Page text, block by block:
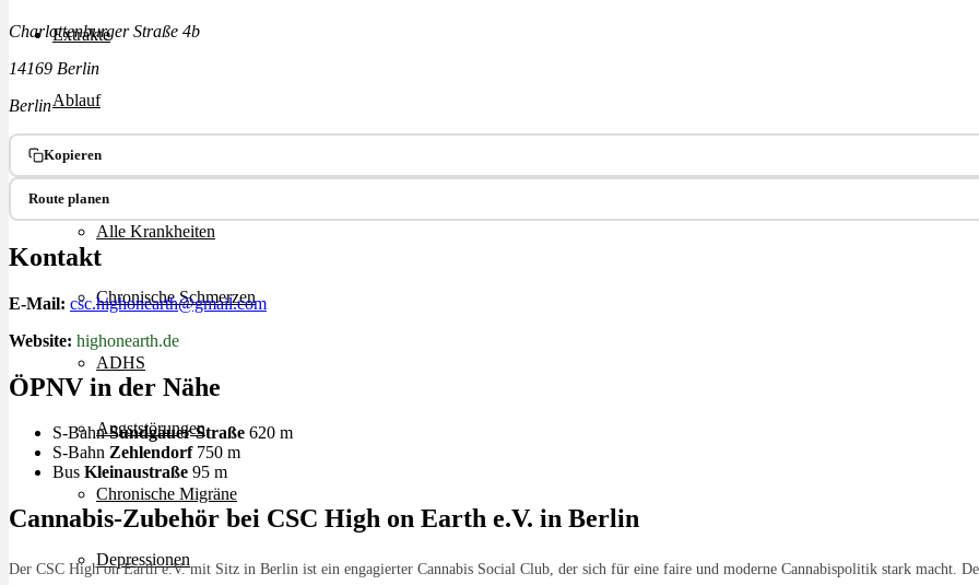
Extrakte
Ablauf
Therapien
Alle Krankheiten
Chronische Schmerzen
ADHS
Angststörungen
Chronische Migräne
Depressionen
Charlottenburger Straße 4b
14169 Berlin
Berlin
Kopieren
Route planen
Kontakt
E-Mail: csc.highonearth@gmail.com
Website: highonearth.de
ÖPNV in der Nähe
S-Bahn Sundgauer Straße 620 m
S-Bahn Zehlendorf 750 m
Bus Kleinaustraße 95 m
Cannabis-Zubehör bei CSC High on Earth e.V. in Berlin
Der CSC High on Earth e.V. mit Sitz in Berlin ist ein engagierter Cannabis Social Club, der sich für eine faire und moderne Cannabispolitik stark macht.